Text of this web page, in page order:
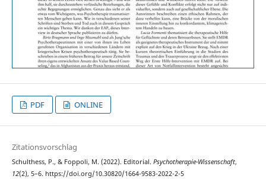
PDF ONLINE
Zitationsvorschlag
Schulthess, P., & Foppoli, M. (2022). Editorial. Psychotherapie-Wissenschaft,
12(2), 5–6. https://doi.org/10.30820/1664-9583-2022-2-5